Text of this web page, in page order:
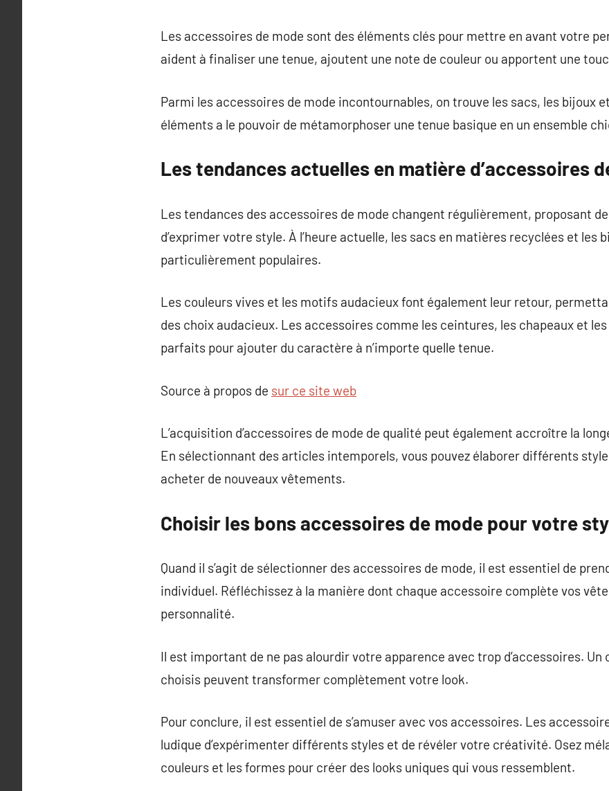
Les accessoires de mode sont des éléments clés pour mettre en avant votre
aident à finaliser une tenue, ajoutent une note de couleur ou apportent une
Parmi les accessoires de mode incontournables, on trouve les sacs, les bijoux
éléments a le pouvoir de métamorphoser une tenue basique en un ensemble
Les tendances actuelles en matière d’accessoires
Les tendances des accessoires de mode changent régulièrement, proposant
d’exprimer votre style. À l’heure actuelle, les sacs en matières recyclées et les
particulièrement populaires.
Les couleurs vives et les motifs audacieux font également leur retour,
des choix audacieux. Les accessoires comme les ceintures, les chapeaux et
parfaits pour ajouter du caractère à n’importe quelle tenue.
Source à propos de sur ce site web
L’acquisition d’accessoires de mode de qualité peut également accroître la
En sélectionnant des articles intemporels, vous pouvez élaborer différents
acheter de nouveaux vêtements.
Choisir les bons accessoires de mode pour votre
Quand il s’agit de sélectionner des accessoires de mode, il est essentiel de
individuel. Réfléchissez à la manière dont chaque accessoire complète vos
personnalité.
Il est important de ne pas alourdir votre apparence avec trop d’accessoires. Un
choisis peuvent transformer complètement votre look.
Pour conclure, il est essentiel de s’amuser avec vos accessoires. Les
ludique d’expérimenter différents styles et de révéler votre créativité. Osez
couleurs et les formes pour créer des looks uniques qui vous ressemblent.